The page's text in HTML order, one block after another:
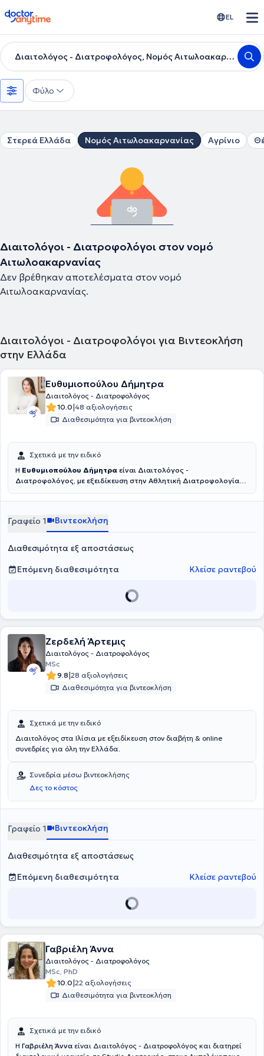
doctoranytime EL
Διαιτολόγος - Διατροφολόγος, Νομός Αιτωλοακαρνανίας
Φύλο
Στερεά Ελλάδα Νομός Αιτωλοακαρνανίας Αγρίνιο
Διαιτολόγοι - Διατροφολόγοι στον νομό
Αιτωλοακαρνανίας
Δεν βρέθηκαν αποτελέσματα στον νομό
Αιτωλοακαρνανίας.
Διαιτολόγοι - Διατροφολόγοι για Βιντεοκλήση
στην Ελλάδα
Ευθυμιοπούλου Δήμητρα
Διαιτολόγος - Διατροφολόγος
10.0|48 αξιολογήσεις
Διαθεσιμότητα για βιντεοκλήση
Σχετικά με την ειδικό
Η Ευθυμιοπούλου Δήμητρα είναι Διαιτολόγος -
Διατροφολόγος, με εξειδίκευση στην Αθλητική Διατροφολογία
από το Χαροκόπειο Πανεπιστήμιο Αθηνών, έναν από τους
Διαιτολογίας. Στη συνέχεια, ολοκλήρωσε μεταπτυχιακές
σπουδές με έμφαση στη διατροφή αθλητών και την υποστήριξή
τους για βέλτιστη απόδοση και ευεξία.
επαγγελματική της πορεία, είναι εν ενεργεία αθλήτρια βόλεϊ,
γεγονός που την βοηθά να κατανοεί από πρώτο χέρι τις ανάγκες
και τις προκλήσεις των αθλητών. Με πάθος για τη διατροφή και την
να επιτυγχάνουν ισορροπία και υγεία μέσα από εξατομικευμένα
Γραφείο 1 Βιντεοκλήση
Διαθεσιμότητα εξ αποστάσεως
Επόμενη διαθεσιμότητα
Κλείσε ραντεβού
Ζερδελή Άρτεμις
Διαιτολόγος - Διατροφολόγος
MSc
9.8|28 αξιολογήσεις
Διαθεσιμότητα για βιντεοκλήση
Σχετικά με την ειδικό
Διαιτολόγος στα Ιλίσια με εξειδίκευση στον διαβήτη & online
συνεδρίες για όλη την Ελλάδα.
Συνεδρία μέσω βιντεοκλήσης
Δες το κόστος
Γραφείο 1 Βιντεοκλήση
Διαθεσιμότητα εξ αποστάσεως
Επόμενη διαθεσιμότητα
Κλείσε ραντεβού
Γαβριέλη Άννα
Διαιτολόγος - Διατροφολόγος
MSc, PhD
10.0|22 αξιολογήσεις
Διαθεσιμότητα για βιντεοκλήση
Σχετικά με την ειδικό
Η Γαβριέλη Άννα είναι Διαιτολόγος - Διατροφολόγος και διατηρεί